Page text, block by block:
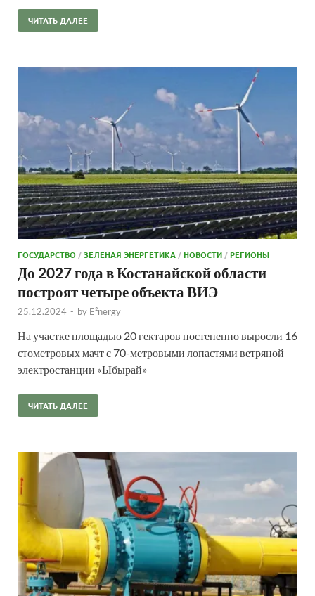
ЧИТАТЬ ДАЛЕЕ
ГОСУДАРСТВО /ЗЕЛЕНАЯ ЭНЕРГЕТИКА/НОВОСТИ/РЕГИОНЫ
До 2027 года в Костанайской области
построят четыре объекта ВИЭ
25.12.2024 - by E²nergy
На участке площадью 20 гектаров постепенно выросли 16
стометровых мачт с 70-метровыми лопастями ветряной
электростанции «Ыбырай»
ЧИТАТЬ ДАЛЕЕ